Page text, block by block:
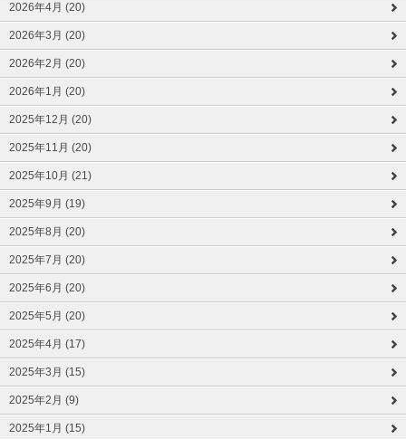
2026年4月 (20)
2026年3月 (20)
2026年2月 (20)
2026年1月 (20)
2025年12月 (20)
2025年11月 (20)
2025年10月 (21)
2025年9月 (19)
2025年8月 (20)
2025年7月 (20)
2025年6月 (20)
2025年5月 (20)
2025年4月 (17)
2025年3月 (15)
2025年2月 (9)
2025年1月 (15)